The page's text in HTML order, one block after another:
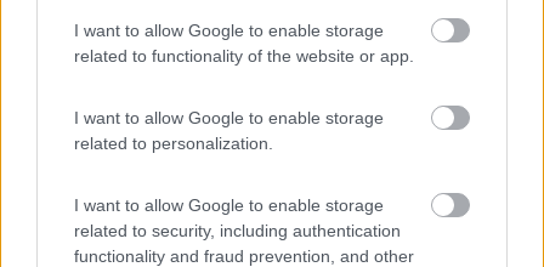
I want to allow Google to enable storage
related to functionality of the website or app.
I want to allow Google to enable storage
related to personalization.
I want to allow Google to enable storage
related to security, including authentication
functionality and fraud prevention, and other
abbiamo fatto noi, in bici, percorrendo le varie
piste ciclabili in giardini pubblici che attraversano
la città. I servizi puliti e docce libere e calde. Un
periodo.Spesa per 1 notte tutto compreso: 27
Posizione Pulizia Servizi Trasporti